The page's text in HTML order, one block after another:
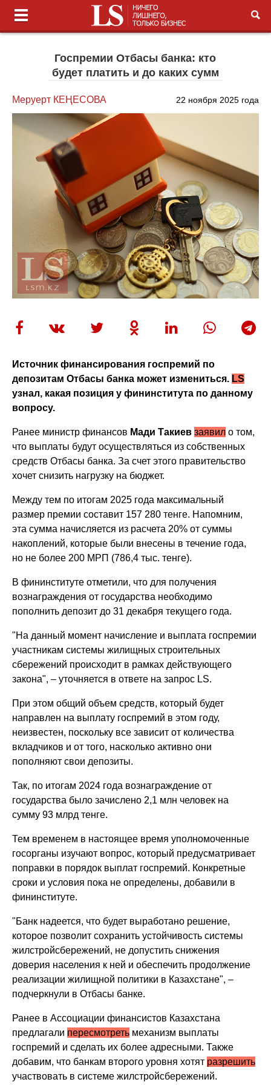
Госпремии Отбасы банка: кто
будет платить и до каких сумм
Меруерт КЕҢЕСОВА 22 ноября 2025 года
Источник финансирования госпремий по
депозитам Отбасы банка может измениться. LS
узнал, какая позиция у фининститута по данному
вопросу.
Ранее министр финансов Мади Такиев заявил о том,
что выплаты будут осуществляться из собственных
средств Отбасы банка. За счет этого правительство
хочет снизить нагрузку на бюджет.
Между тем по итогам 2025 года максимальный
размер премии составит 157 280 тенге. Напомним,
эта сумма начисляется из расчета 20% от суммы
накоплений, которые были внесены в течение года,
но не более 200 МРП (786,4 тыс. тенге).
В фининституте отметили, что для получения
вознаграждения от государства необходимо
пополнить депозит до 31 декабря текущего года.
"На данный момент начисление и выплата госпремии
участникам системы жилищных строительных
сбережений происходит в рамках действующего
закона", – уточняется в ответе на запрос LS.
При этом общий объем средств, который будет
направлен на выплату госпремий в этом году,
неизвестен, поскольку все зависит от количества
вкладчиков и от того, насколько активно они
пополняют свои депозиты.
Так, по итогам 2024 года вознаграждение от
государства было зачислено 2,1 млн человек на
сумму 93 млрд тенге.
Тем временем в настоящее время уполномоченные
госорганы изучают вопрос, который предусматривает
поправки в порядок выплат госпремий. Конкретные
сроки и условия пока не определены, добавили в
фининституте.
"Банк надеется, что будет выработано решение,
которое позволит сохранить устойчивость системы
жилстройсбережений, не допустить снижения
доверия населения к ней и обеспечить продолжение
реализации жилищной политики в Казахстане", –
подчеркнули в Отбасы банке.
Ранее в Ассоциации финансистов Казахстана
предлагали пересмотреть механизм выплаты
госпремий и сделать их более адресными. Также
добавим, что банкам второго уровня хотят разрешить
участвовать в системе жилстройсбережений.